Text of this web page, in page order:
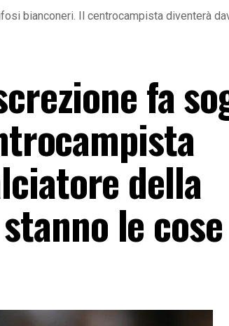
bianconeri. Il centrocampista diventerà
fa
della
le cose